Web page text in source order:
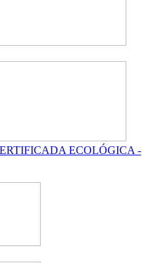
ECOLÓGICA -